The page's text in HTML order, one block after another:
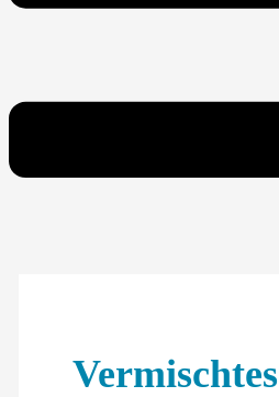
Vermischtes